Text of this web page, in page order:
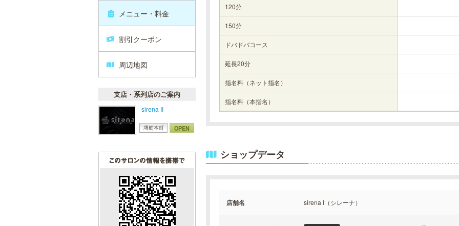
メニュー・料金
割引クーポン
周辺地図
支店・系列店のご案内
sirena II
堺筋本町 OPEN
120分
150分
ドバドバコース
延長20分
指名料（ネット指名）
指名料（本指名）
ショップデータ
店舗名 sirena I（シレーナ）